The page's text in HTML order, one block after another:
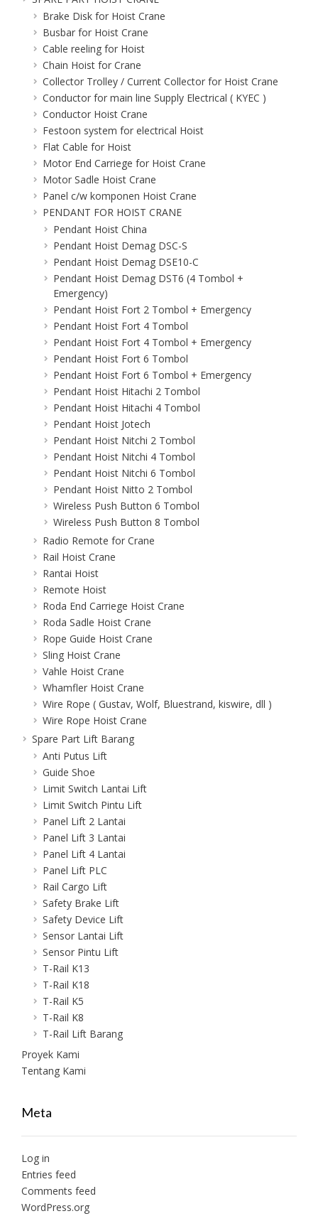
Brake Disk for Hoist Crane
Busbar for Hoist Crane
Cable reeling for Hoist
Chain Hoist for Crane
Collector Trolley / Current Collector for Hoist Crane
Conductor for main line Supply Electrical ( KYEC )
Conductor Hoist Crane
Festoon system for electrical Hoist
Flat Cable for Hoist
Motor End Carriege for Hoist Crane
Motor Sadle Hoist Crane
Panel c/w komponen Hoist Crane
PENDANT FOR HOIST CRANE
Pendant Hoist China
Pendant Hoist Demag DSC-S
Pendant Hoist Demag DSE10-C
Pendant Hoist Demag DST6 (4 Tombol +
Emergency)
Pendant Hoist Fort 2 Tombol + Emergency
Pendant Hoist Fort 4 Tombol
Pendant Hoist Fort 4 Tombol + Emergency
Pendant Hoist Fort 6 Tombol
Pendant Hoist Fort 6 Tombol + Emergency
Pendant Hoist Hitachi 2 Tombol
Pendant Hoist Hitachi 4 Tombol
Pendant Hoist Jotech
Pendant Hoist Nitchi 2 Tombol
Pendant Hoist Nitchi 4 Tombol
Pendant Hoist Nitchi 6 Tombol
Pendant Hoist Nitto 2 Tombol
Wireless Push Button 6 Tombol
Wireless Push Button 8 Tombol
Radio Remote for Crane
Rail Hoist Crane
Rantai Hoist
Remote Hoist
Roda End Carriege Hoist Crane
Roda Sadle Hoist Crane
Rope Guide Hoist Crane
Sling Hoist Crane
Vahle Hoist Crane
Whamfler Hoist Crane
Wire Rope ( Gustav, Wolf, Bluestrand, kiswire, dll )
Wire Rope Hoist Crane
Spare Part Lift Barang
Anti Putus Lift
Guide Shoe
Limit Switch Lantai Lift
Limit Switch Pintu Lift
Panel Lift 2 Lantai
Panel Lift 3 Lantai
Panel Lift 4 Lantai
Panel Lift PLC
Rail Cargo Lift
Safety Brake Lift
Safety Device Lift
Sensor Lantai Lift
Sensor Pintu Lift
T-Rail K13
T-Rail K18
T-Rail K5
T-Rail K8
T-Rail Lift Barang
Proyek Kami
Tentang Kami
Meta
Log in
Entries feed
Comments feed
WordPress.org